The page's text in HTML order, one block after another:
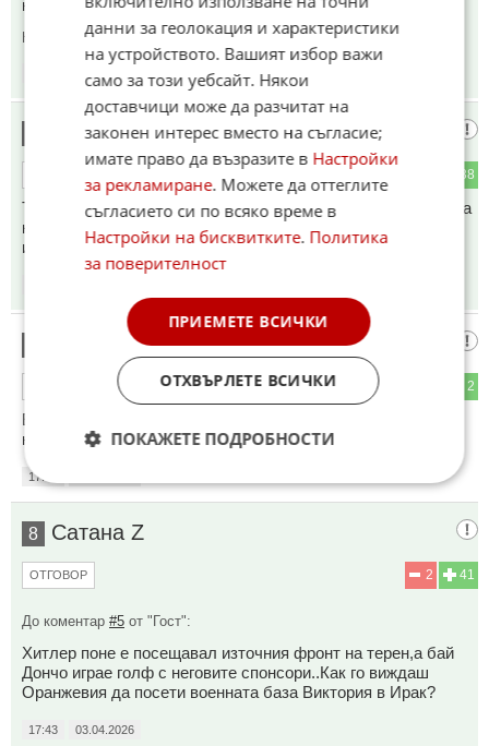
коментиращите.
Коментиран от#8 ,#29,#41
Сатана Z
38
Тръмп и неговата банда търсят някой послушен фатмак ,на
който да заповядат да хвърли атом по Иран и после да си
измият ръцете с него
2
Евреите са пратили некъв си ирански генерал голям
началник на нафтата при девиците.мда
17:41
8 Сатана Z
41
2
ОТГОВОР
До коментар #5 от "Гост":
Хитлер поне е посещавал източния фронт на терен,а бай
Дончо играе голф с неговите спонсори..Как го виждаш
Оранжевия да посети военната база Виктория в Ирак?
17:43 03.04.2026
данни за геолокация и характеристики
на устройството. Вашият избор важи
само за този уебсайт. Някои
доставчици може да разчитат на
законен интерес вместо на съгласие;
имате право да възразите в Настройки
за рекламиране. Можете да оттеглите
съгласието си по всяко време в
Настройки на бисквитките. Политика
за поверителност
ПРИЕМЕТЕ ВСИЧКИ
ОТХВЪРЛЕТЕ ВСИЧКИ
ПОКАЖЕТЕ ПОДРОБНОСТИ